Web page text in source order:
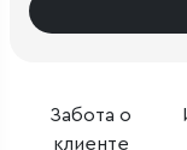
Забота о
клиенте